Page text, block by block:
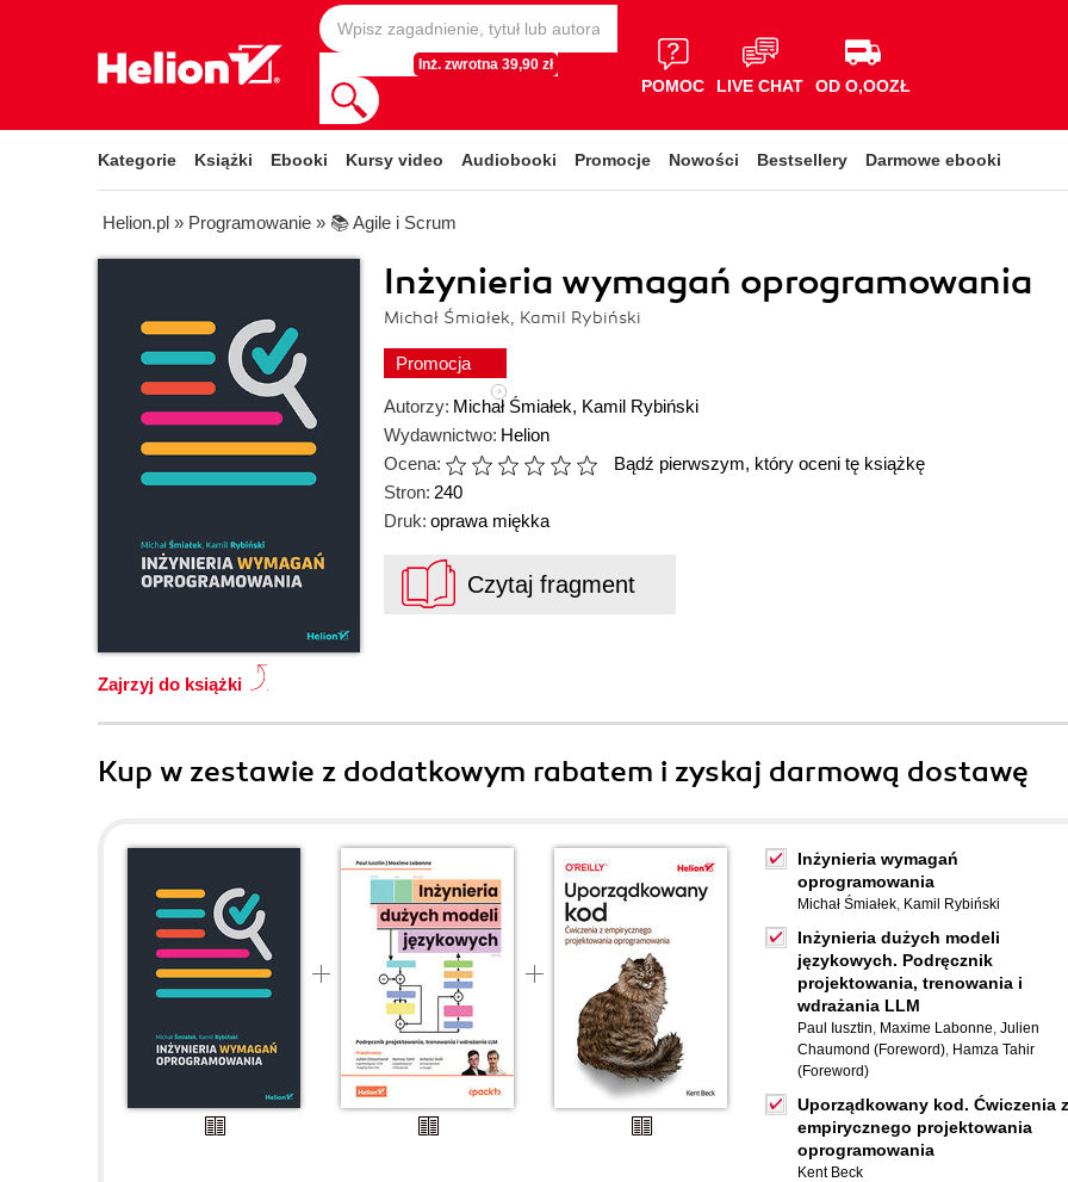
Inż. zwrotna 39,90 zł
POMOC LIVE CHAT OD O,OOZŁ
Kategorie Książki Ebooki Kursy video Audiobooki Promocje Nowości Bestsellery Darmowe ebooki
Helion.pl » Programowanie » 📚 Agile i Scrum
Inżynieria wymagań oprogramowania
Michał Śmiałek, Kamil Rybiński
Promocja
Zajrzyj do książki
Autorzy: Michał Śmiałek, Kamil Rybiński
Wydawnictwo: Helion
Ocena:
Bądź pierwszym, który oceni tę książkę
Stron: 240
Druk: oprawa miękka
Czytaj fragment
Kup w zestawie z dodatkowym rabatem i zyskaj darmową dostawę
Inżynieria wymagań
oprogramowania
Michał Śmiałek, Kamil Rybiński
Inżynieria dużych modeli
językowych. Podręcznik
projektowania, trenowania i
wdrażania LLM
Paul Iusztin, Maxime Labonne, Julien
Chaumond (Foreword), Hamza Tahir
(Foreword)
Uporządkowany kod. Ćwiczenia z
empirycznego projektowania
oprogramowania
Kent Beck